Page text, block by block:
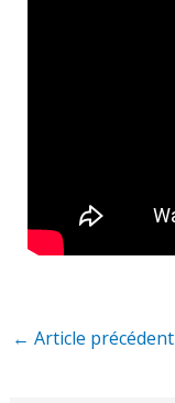
← Article précédent